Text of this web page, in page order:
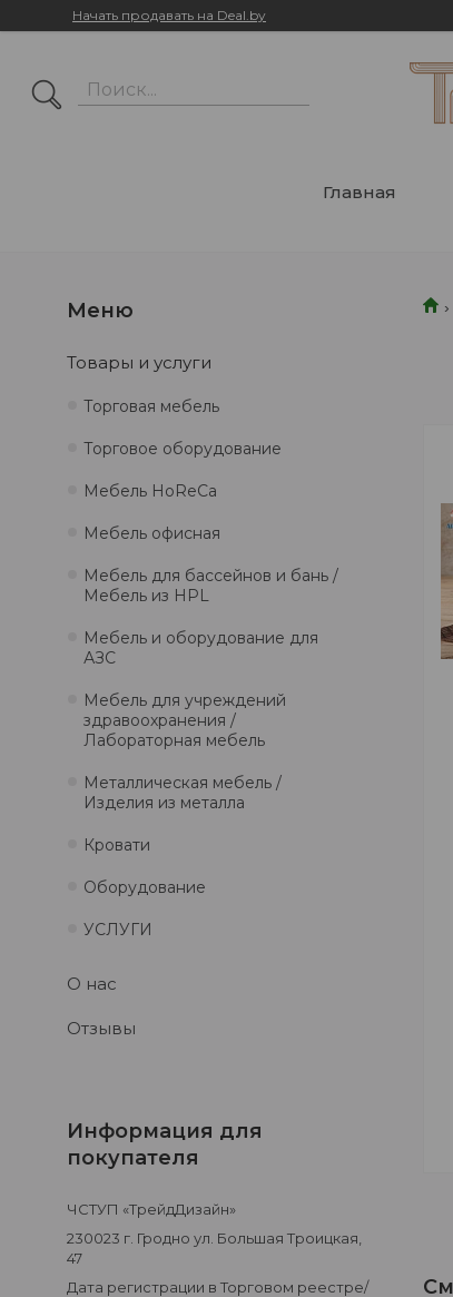
Начать продавать на Deal.by
Главная
Товары и услуги
Торговая мебель
Торговое оборудование
Мебель HoReCa
Мебель офисная
Мебель для бассейнов и бань /
Мебель из HPL
Мебель и оборудование для
АЗС
Мебель для учреждений
здравоохранения /
Лабораторная мебель
Металлическая мебель /
Изделия из металла
Кровати
Оборудование
УСЛУГИ
О нас
Отзывы
Информация для
покупателя
ЧСТУП «ТрейдДизайн»
230023 г. Гродно ул. Большая Троицкая,
47
Дата регистрации в Торговом реестре/